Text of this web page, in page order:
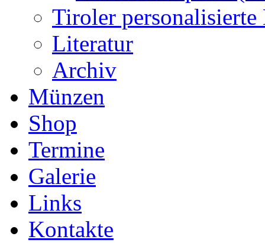
Tiroler
Literatur
Archiv
Münzen
Shop
Termine
Galerie
Links
Kontakte